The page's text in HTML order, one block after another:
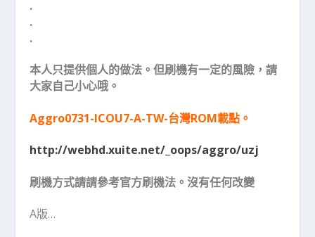
.
.
.
本人只提供個人的做法。但刷機有一定的風險，請
大家自己小心哦。
Aggro0731-ICOU7-A-TW-台灣ROM載點。
http://webhd.xuite.net/_oops/aggro/uzj
刷機方式請請參考官方刷機法。沒有任何改變
A版…